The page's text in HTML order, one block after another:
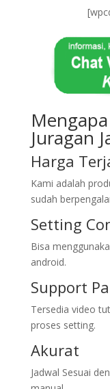
Juragan
Harga
Kami adalah
sudah
Setting
Bisa
android.
Support
Tersedia video
proses setting.
Akurat
Jadwal Sesuai